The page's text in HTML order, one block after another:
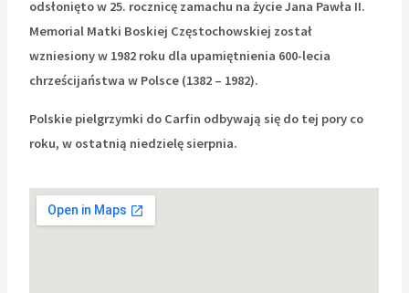
odsłonięto w 25. rocznicę zamachu na życie Jana Pawła II.
Memorial Matki Boskiej Częstochowskiej został
wzniesiony w 1982 roku dla upamiętnienia 600-lecia
chrześcijaństwa w Polsce (1382 – 1982).
Polskie pielgrzymki do Carfin odbywają się do tej pory co
roku, w ostatnią niedzielę sierpnia.